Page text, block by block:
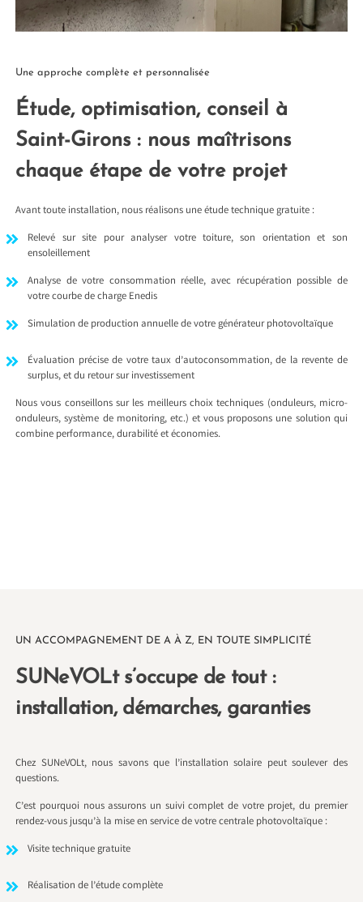
Une approche complète et personnalisée
Étude, optimisation, conseil à
Saint-Girons : nous maîtrisons
chaque étape de votre projet
Avant toute installation, nous réalisons une étude technique gratuite :
Relevé sur site pour analyser votre toiture, son orientation et son
ensoleillement
Analyse de votre consommation réelle, avec récupération possible de
votre courbe de charge Enedis
Simulation de production annuelle de votre générateur photovoltaïque
Évaluation précise de votre taux d’autoconsommation, de la revente de
surplus, et du retour sur investissement
Nous vous conseillons sur les meilleurs choix techniques (onduleurs, micro-
onduleurs, système de monitoring, etc.) et vous proposons une solution qui
combine performance, durabilité et économies.
UN ACCOMPAGNEMENT DE A À Z, EN TOUTE SIMPLICITÉ
SUNeVOLt s’occupe de tout :
installation, démarches, garanties
Chez SUNeVOLt, nous savons que l’installation solaire peut soulever des
questions.
C’est pourquoi nous assurons un suivi complet de votre projet, du premier
rendez-vous jusqu’à la mise en service de votre centrale photovoltaïque :
Visite technique gratuite
Réalisation de l’étude complète